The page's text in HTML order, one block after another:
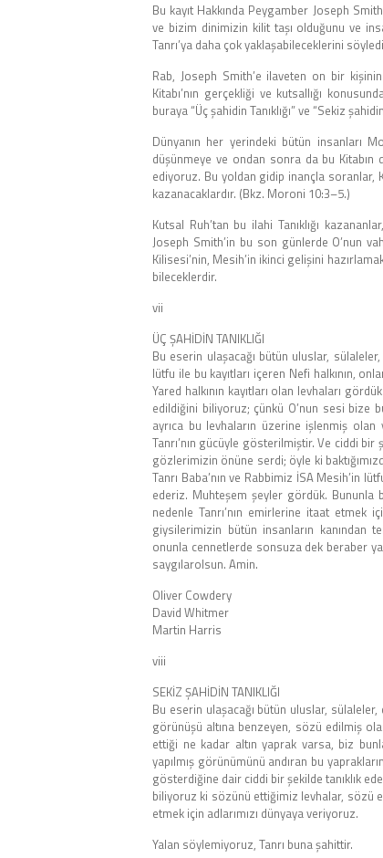
Bu kayıt Hakkında Peygamber Joseph
ve bizim dinimizin kilit taşı olduğunu ve
Tanrı’ya daha çok yaklaşabileceklerini
Rab, Joseph Smith’e ilaveten on bir
Kitabı’nın gerçekliği ve kutsallığı
buraya “Üç şahidin Tanıklığı” ve “Sekiz
Dünyanın her yerindeki bütün insanları
düşünmeye ve ondan sonra da bu Kitabın
ediyoruz. Bu yoldan gidip inançla soranlar,
kazanacaklardır. (Bkz. Moroni 10:3–5.)
Kutsal Ruh’tan bu ilahi Tanıklığı
Joseph Smith’in bu son günlerde O’nun
Kilisesi’nin, Mesih’in ikinci gelişini
bileceklerdir.
vii
ÜÇ ŞAHİDİN TANIKLIĞI
Bu eserin ulaşacağı bütün uluslar,
lütfu ile bu kayıtları içeren Nefi halkının,
Yared halkının kayıtları olan levhaları
edildiğini biliyoruz; çünkü O’nun sesi bize
ayrıca bu levhaların üzerine işlenmiş
Tanrı’nın gücüyle gösterilmiştir. Ve ciddi
gözlerimizin önüne serdi; öyle ki
Tanrı Baba’nın ve Rabbimiz İSA Mesih’in
ederiz. Muhteşem şeyler gördük. Bununla
nedenle Tanrı’nın emirlerine itaat etmek
giysilerimizin bütün insanların kanından
onunla cennetlerde sonsuza dek beraber
saygılarolsun. Amin.
Oliver Cowdery
David Whitmer
Martin Harris
viii
SEKİZ ŞAHİDİN TANIKLIĞI
Bu eserin ulaşacağı bütün uluslar,
görünüşü altına benzeyen, sözü edilmiş
ettiği ne kadar altın yaprak varsa, biz
yapılmış görünümünü andıran bu
gösterdiğine dair ciddi bir şekilde tanıklık
biliyoruz ki sözünü ettiğimiz levhalar, sözü
etmek için adlarımızı dünyaya veriyoruz.
Yalan söylemiyoruz, Tanrı buna şahittir.